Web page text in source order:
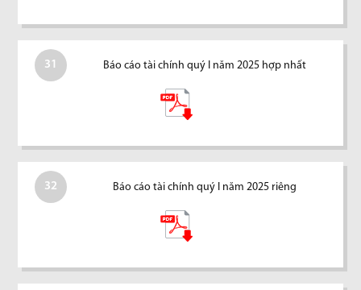
31 Báo cáo tài chính quý I năm 2025 hợp nhất
32 Báo cáo tài chính quý I năm 2025 riêng